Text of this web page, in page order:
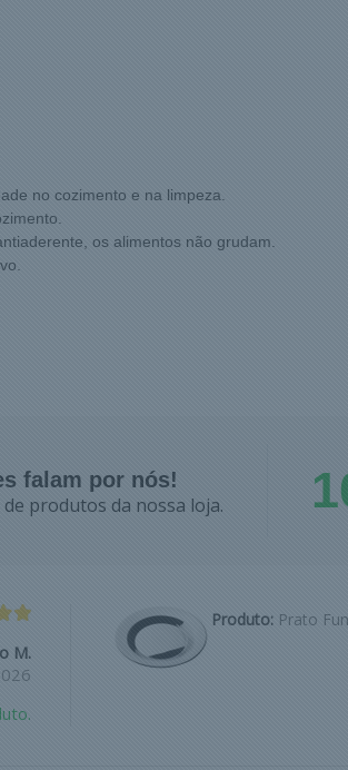
no cozimento e na limpeza.
os alimentos não grudam.
conforto.
falam por nós!
produtos da nossa loja.
M.
Produto:Prato